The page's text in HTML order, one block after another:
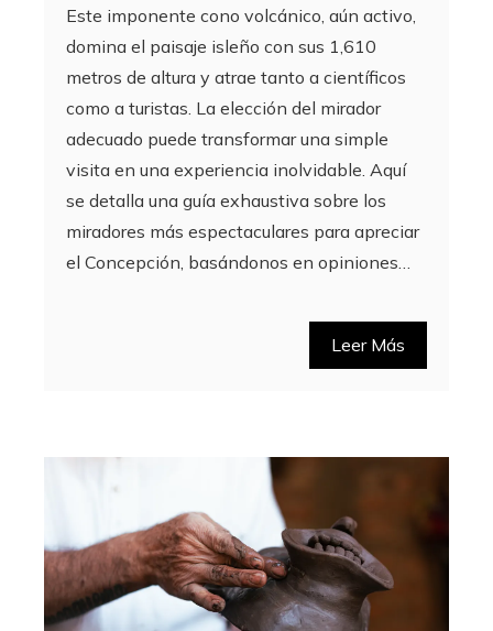
Este imponente cono volcánico, aún activo,
domina el paisaje isleño con sus 1,610
metros de altura y atrae tanto a científicos
como a turistas. La elección del mirador
adecuado puede transformar una simple
visita en una experiencia inolvidable. Aquí
se detalla una guía exhaustiva sobre los
miradores más espectaculares para apreciar
el Concepción, basándonos en opiniones…
Leer Más